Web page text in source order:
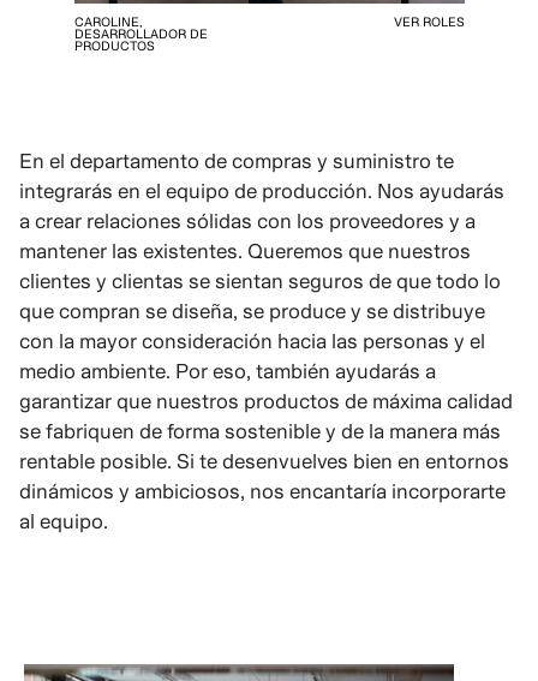
CAROLINE,
DESARROLLADOR DE
PRODUCTOS
VER ROLES
En el departamento de compras y suministro te
integrarás en el equipo de producción. Nos ayudarás
a crear relaciones sólidas con los proveedores y a
mantener las existentes. Queremos que nuestros
clientes y clientas se sientan seguros de que todo lo
que compran se diseña, se produce y se distribuye
con la mayor consideración hacia las personas y el
medio ambiente. Por eso, también ayudarás a
garantizar que nuestros productos de máxima calidad
se fabriquen de forma sostenible y de la manera más
rentable posible. Si te desenvuelves bien en entornos
dinámicos y ambiciosos, nos encantaría incorporarte
al equipo.